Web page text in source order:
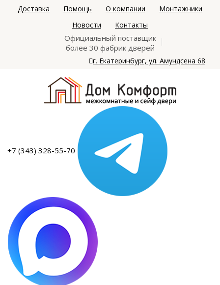
Доставка Помощь О компании
Монтажники
Новости
Контакты
Официальный поставщик
более 30 фабрик дверей
г. Екатеринбург, ул. Амундсена 68
+7 (343) 328-55-70